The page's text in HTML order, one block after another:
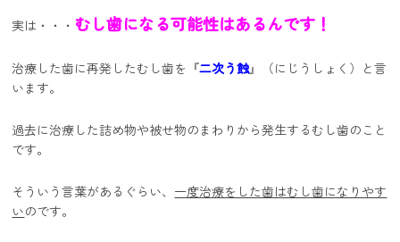
実は・・・ むし歯になる可能性はあるんです！
治療した歯に再発したむし歯を『二次う蝕』（にじうしょく）と言
います。
過去に治療した詰め物や被せ物のまわりから発生するむし歯のこと
です。
そういう言葉があるぐらい、 一度治療をした歯はむし歯になりやす
いのです。